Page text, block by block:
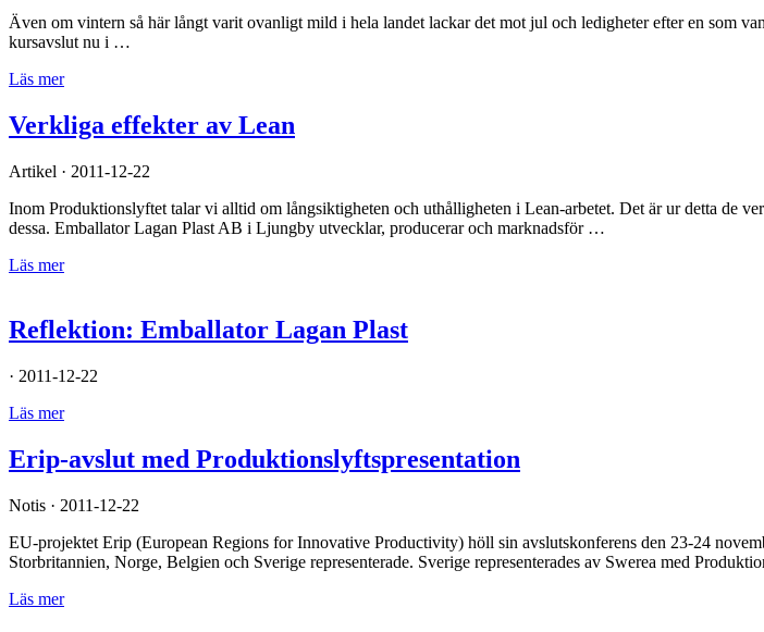
Även om vintern så här långt varit ovanligt mild i hela landet lackar det mot jul och ledigheter efter en som
kursavslut nu i …
Läs mer
Verkliga effekter av Lean
Artikel · 2011-12-22
Inom Produktionslyftet talar vi alltid om långsiktigheten och uthålligheten i Lean-arbetet. Det är ur detta de
dessa. Emballator Lagan Plast AB i Ljungby utvecklar, producerar och marknadsför …
Läs mer
Reflektion: Emballator Lagan Plast
· 2011-12-22
Läs mer
Erip-avslut med Produktionslyftspresentation
Notis · 2011-12-22
EU-projektet Erip (European Regions for Innovative Productivity) höll sin avslutskonferens den 23-24
Storbritannien, Norge, Belgien och Sverige representerade. Sverige representerades av Swerea med
Läs mer